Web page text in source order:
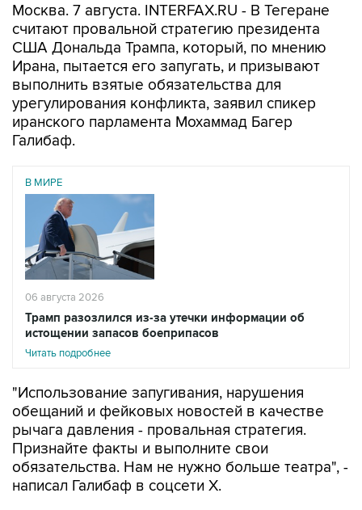
Москва. 7 августа. INTERFAX.RU - В Тегеране
считают провальной стратегию президента
США Дональда Трампа, который, по мнению
Ирана, пытается его запугать, и призывают
выполнить взятые обязательства для
урегулирования конфликта, заявил спикер
иранского парламента Мохаммад Багер
Галибаф.
В МИРЕ
06 августа 2026
Трамп разозлился из-за утечки информации об
истощении запасов боеприпасов
Читать подробнее
"Использование запугивания, нарушения
обещаний и фейковых новостей в качестве
рычага давления - провальная стратегия.
Признайте факты и выполните свои
обязательства. Нам не нужно больше театра", -
написал Галибаф в соцсети X.